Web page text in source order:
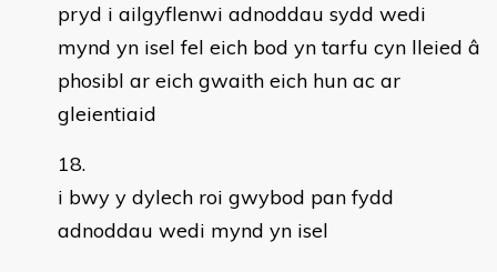
pryd i ailgyflenwi adnoddau sydd wedi
mynd yn isel fel eich bod yn tarfu cyn lleied â
phosibl ar eich gwaith eich hun ac ar
gleientiaid
i bwy y dylech roi gwybod pan fydd
adnoddau wedi mynd yn isel